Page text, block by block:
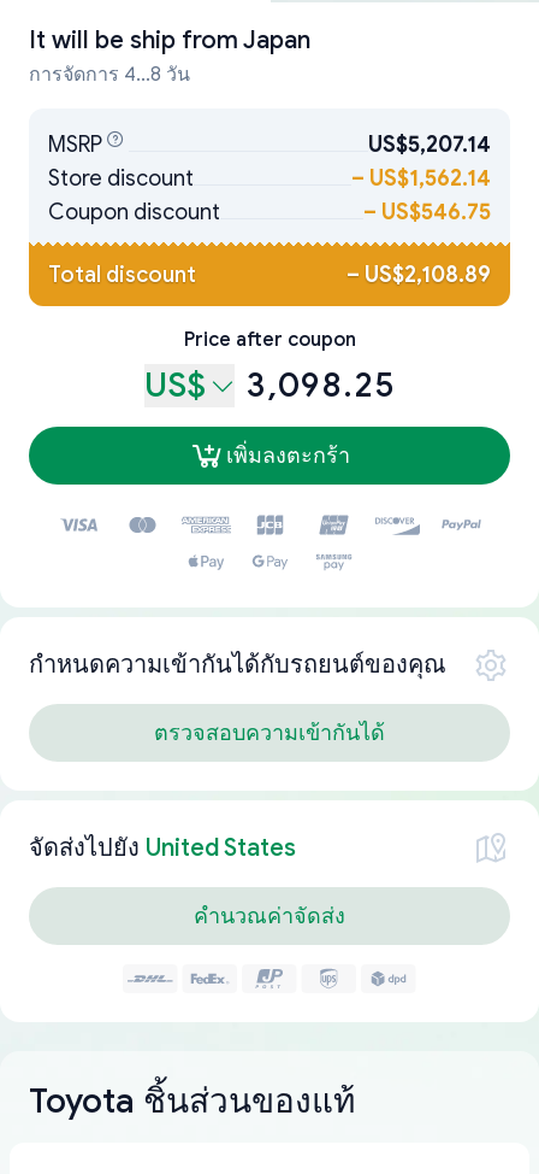
It will be ship from Japan
การจัดการ 4...8 วัน
MSRP
US$5,207.14
Store discount
– US$1,562.14
Coupon discount
– US$546.75
Total discount – US$2,108.89
Price after coupon
US$ 3,098.25
เพิ่มลงตะกร้า
กำหนดความเข้ากันได้กับรถยนต์ของคุณ
ตรวจสอบความเข้ากันได้
จัดส่งไปยัง United States
คำนวณค่าจัดส่ง
Toyota ชิ้นส่วนของแท้